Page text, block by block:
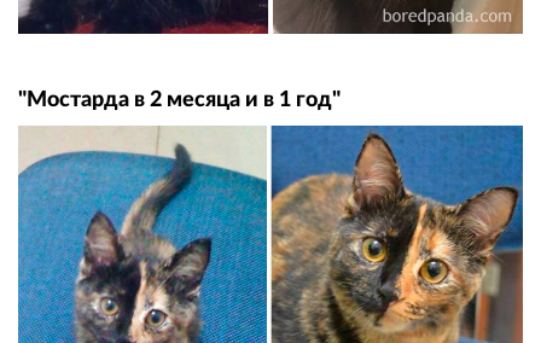
"Мостарда в 2 месяца и в 1 год"